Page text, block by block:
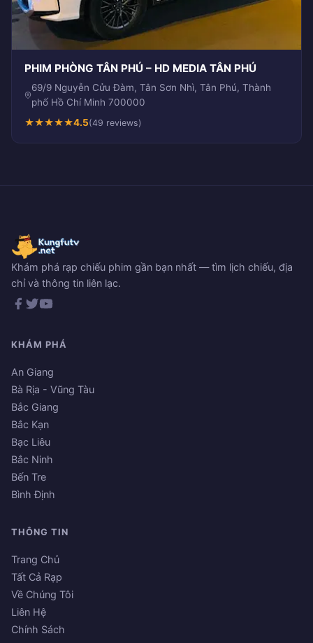
PHIM PHÒNG TÂN PHÚ – HD MEDIA TÂN PHÚ
69/9 Nguyễn Cửu Đàm, Tân Sơn Nhì, Tân Phú, Thành
phố Hồ Chí Minh 700000
★★★★★4.5(49 reviews)
Khám phá rạp chiếu phim gần bạn nhất — tìm lịch chiếu, địa
chỉ và thông tin liên lạc.
KHÁM PHÁ
An Giang
Bà Rịa - Vũng Tàu
Bắc Giang
Bắc Kạn
Bạc Liêu
Bắc Ninh
Bến Tre
Bình Định
THÔNG TIN
Trang Chủ
Tất Cả Rạp
Về Chúng Tôi
Liên Hệ
Chính Sách